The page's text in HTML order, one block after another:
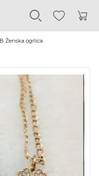
Ženska ogrlica